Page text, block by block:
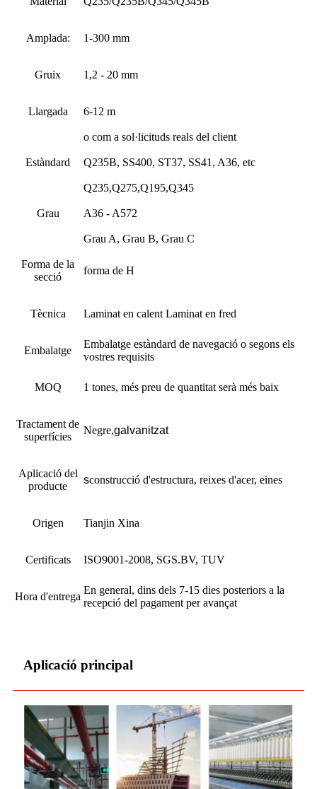
Amplada: 1-300 mm
Gruix 1,2 - 20 mm
Llargada 6-12 m
o com a sol·licituds reals del client
Estàndard Q235B, SS400, ST37, SS41, A36, etc
Q235,Q275,Q195,Q345
Grau A36 - A572
Grau A, Grau B, Grau C
Forma de la
secció
forma de H
Tècnica Laminat en calent Laminat en fred
Embalatge
Embalatge estàndard de navegació o segons els
vostres requisits
MOQ 1 tones, més preu de quantitat serà més baix
Tractament de
superfícies
Negre,galvanitzat
Aplicació del
producte
sconstrucció d'estructura, reixes d'acer, eines
Origen Tianjin Xina
Certificats ISO9001-2008, SGS.BV, TUV
Hora d'entrega
En general, dins dels 7-15 dies posteriors a la
recepció del pagament per avançat
Aplicació principal